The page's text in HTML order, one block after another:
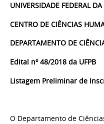
UNIVERSIDADE FEDERAL
CENTRO DE CIÊNCIAS
DEPARTAMENTO DE
Edital nº 48/2018 da UFPB
Listagem Preliminar de
O Departamento de